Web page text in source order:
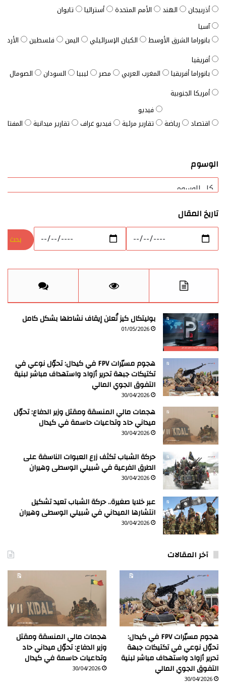
أذربيجان
الهند الأمم المتحدة أستراليا
تايوان
آسيا
بانوراما الشرق الأوسط
الكيان الإسرائيلي اليمن فلسطين
الأردن
أفريقيا
بانوراما أفريقيا
المغرب العربي مصر ليبيا السودان الصومال
أمريكا الجنوبية
اقتصاد رياضة
فيديو
تقارير مرئية
فيديو غراف تقارير ميدانية
الوسوم
تاريخ المقال
بوليتكال كيز تُعلن إيقاف نشاطها بشكل كامل
01/05/2026
هجوم مسيّرات FPV في كيدال: تحوّل نوعي في
تكتيكات جبهة تحرير أزواد واستهداف مباشر لبنية
التفوق الجوي المالي
30/04/2026
هجمات مالي المنسقة ومقتل وزير الدفاع: تحوّل
ميداني حاد وتداعيات حاسمة في كيدال
30/04/2026
حركة الشباب تكثف زرع العبوات الناسفة على
الطرق الفرعية في شبيلي الوسطى وهيران
30/04/2026
عبر خلايا صغيرة.. حركة الشباب تعيد تشكيل
انتشارها الميداني في شبيلي الوسطى وهيران
30/04/2026
آخر المقالات
هجوم مسيّرات FPV في كيدال:
تحوّل نوعي في تكتيكات جبهة
تحرير أزواد واستهداف مباشر لبنية
التفوق الجوي المالي
30/04/2026
هجمات مالي المنسقة ومقتل
وزير الدفاع: تحوّل ميداني حاد
وتداعيات حاسمة في كيدال
30/04/2026